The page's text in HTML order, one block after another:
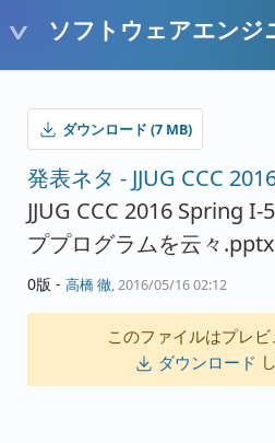
ソフトウェアエンジ
ダウンロード (7 MB)
発表ネタ - JJUG CCC
JJUG CCC 2016 Spring I-
ププログラムを云々.pptx
0版 - 高橋 徹, 2016/05/16 02:12
このファイルはプレビ
ダウンロード